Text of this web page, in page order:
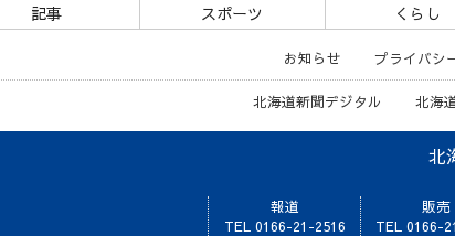
記事 スポーツ くらし
お知らせ プライバシ
北海道新聞デジタル 北海
北
報道
TEL 0166-21-2516
販売
TEL 0166-